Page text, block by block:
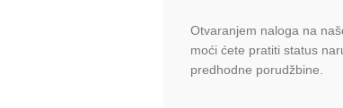
Otvaranjem naloga na
moći ćete pratiti status
predhodne porudžbine.